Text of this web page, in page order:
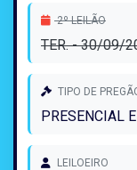
2º LEILÃO
TER. - 30/09/
TIPO DE
PRESENCIAL
LEILOEIRO